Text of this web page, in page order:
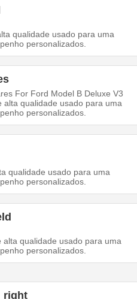
qualidade usado para uma
personalizados.
For Ford Model B Deluxe V3
alta qualidade usado para uma
personalizados.
qualidade usado para uma
personalizados.
alta qualidade usado para uma
personalizados.